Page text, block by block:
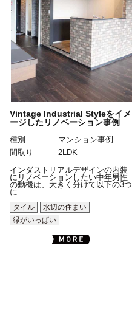
Vintage Industrial Styleをイメ
ージしたリノベーション事例
種別
マンション事例
間取り
2LDK
インダストリアルデザインの内装
にリノベーションしたい中年男性
の動機は、大きく分けて以下の3つ
に...
タイル
水辺の住まい
緑がいっぱい